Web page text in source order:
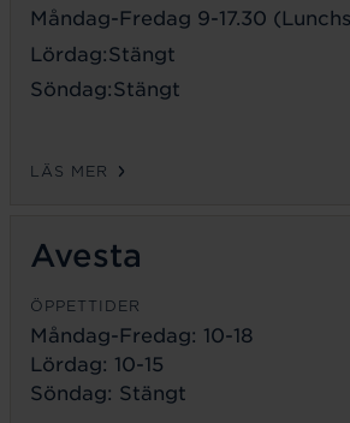
Måndag-Fredag 9-17.30
Lördag:Stängt
Söndag:Stängt
LÄS MER
Avesta
ÖPPETTIDER
Måndag-Fredag: 10-18
Lördag: 10-15
Söndag: Stängt